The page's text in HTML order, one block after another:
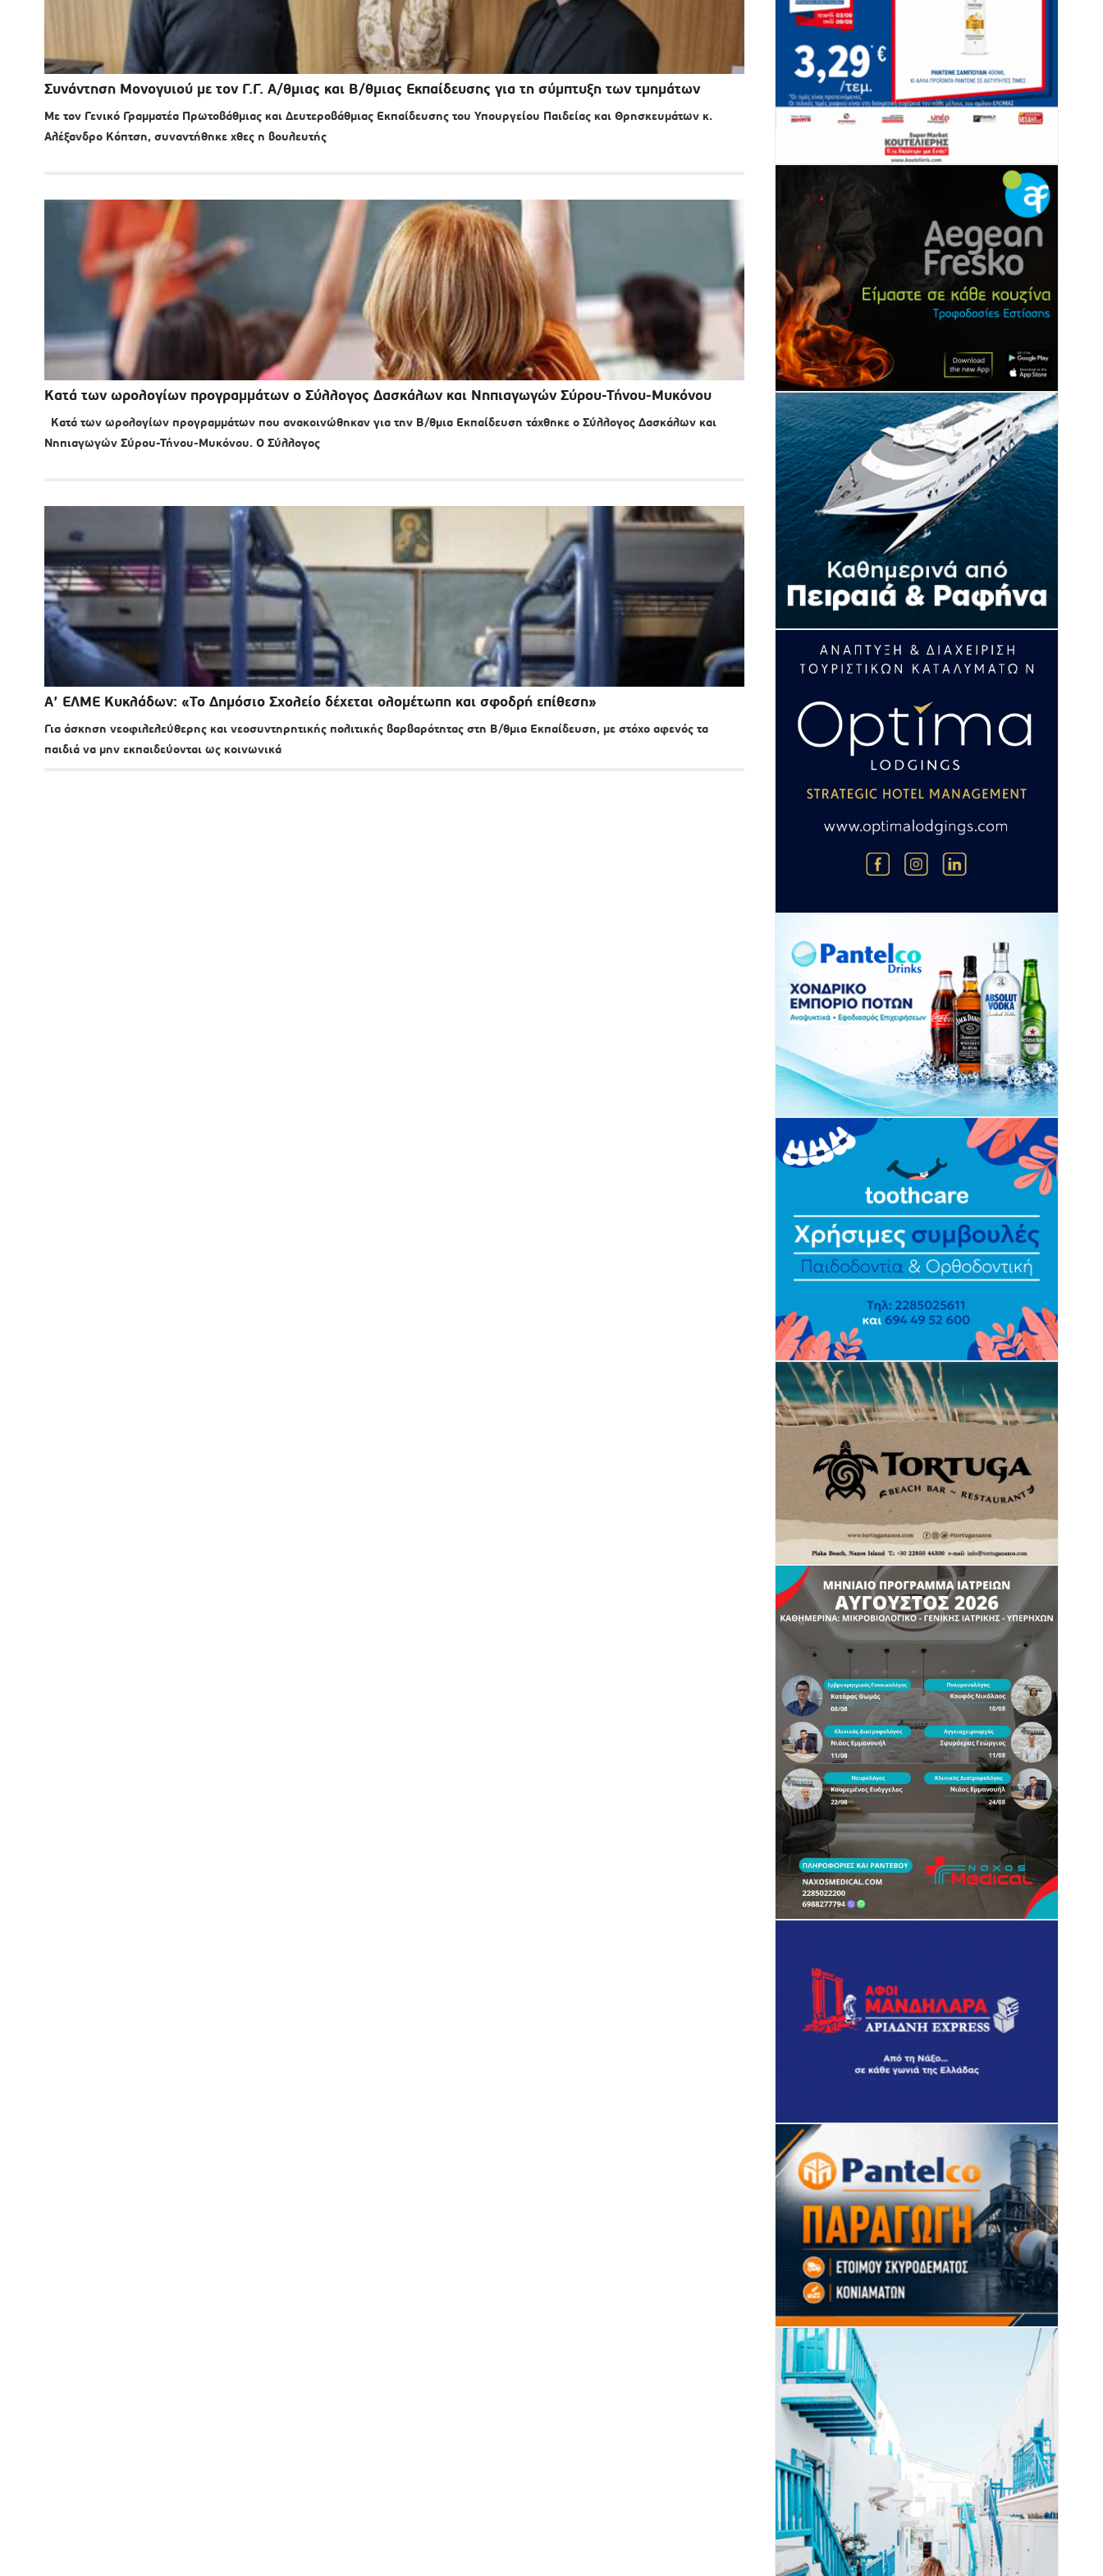
Συνάντηση Μονογυιού με τον Γ.Γ. Α/θμιας και Β/θμιας Εκπαίδευσης για τη σύμπτυξη των τμημάτων
Με τον Γενικό Γραμματέα Πρωτοβάθμιας και Δευτεροβάθμιας Εκπαίδευσης του Υπουργείου Παιδείας και Θρησκευμάτων κ.
Αλέξανδρο Κόπτση, συναντήθηκε χθες η βουλευτής
Κατά των ωρολογίων προγραμμάτων ο Σύλλογος Δασκάλων και Νηπιαγωγών Σύρου-Τήνου-Μυκόνου
Κατά των ωρολογίων προγραμμάτων που ανακοινώθηκαν για την Β/θμια Εκπαίδευση τάχθηκε ο Σύλλογος Δασκάλων και
Νηπιαγωγών Σύρου-Τήνου-Μυκόνου. Ο Σύλλογος
Α’ ΕΛΜΕ Κυκλάδων: «Το Δημόσιο Σχολείο δέχεται ολομέτωπη και σφοδρή επίθεση»
Για άσκηση νεοφιλελεύθερης και νεοσυντηρητικής πολιτικής βαρβαρότητας στη Β/θμια Εκπαίδευση, με στόχο αφενός τα
παιδιά να μην εκπαιδεύονται ως κοινωνικά